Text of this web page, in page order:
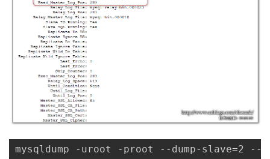
mysqldump -uroot -proot --dump-slave=2 --